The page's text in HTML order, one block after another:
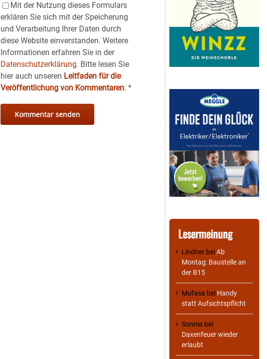
Mit der Nutzung dieses Formulars
erklären Sie sich mit der Speicherung
und Verarbeitung Ihrer Daten durch
diese Website einverstanden. Weitere
Informationen erfahren Sie in der
Datenschutzerklärung. Bitte lesen Sie
hier auch unseren Leitfaden für die
Veröffentlichung von Kommentaren.*
Lesermeinung
Lindner beiAb
Montag: Baustelle an
der B15
Mufasa bei Handy
statt Aufsichtspflicht
Sonnia bei
Daxenfeuer wieder
erlaubt